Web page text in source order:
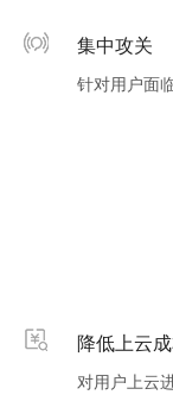
集中攻关
针对用户面
降低上云
对用户上云